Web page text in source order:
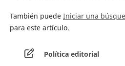
También puede Iniciar una
para este artículo.
Política editorial